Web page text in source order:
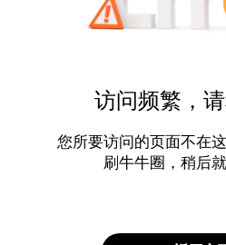
访问频繁，
您所要访问的页面不在
刷牛牛圈，稍后